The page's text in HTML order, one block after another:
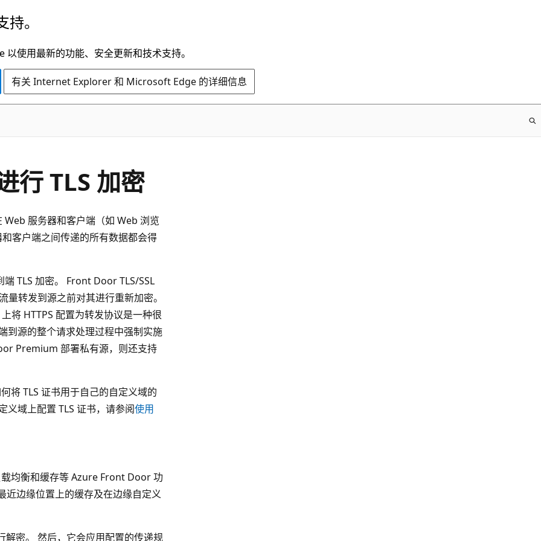
。
使用最新的功能、安全更新和技术支持。
有关 Internet Explorer 和 Microsoft Edge 的详细信息
行 TLS 加密
Web 服务器和客户端（如 Web 浏览
客户端之间传递的所有数据都会得
TLS 加密。 Front Door TLS/SSL
转发到源之前对其进行重新加密。
将 HTTPS 配置为转发协议是一种很
到源的整个请求处理过程中强制实施
Premium 部署私有源，则还支持
将 TLS 证书用于自己的自定义域的
义域上配置 TLS 证书，请参阅使用
均衡和缓存等 Azure Front Door 功
近边缘位置上的缓存及在边缘自定义
密。 然后，它会应用配置的传递规